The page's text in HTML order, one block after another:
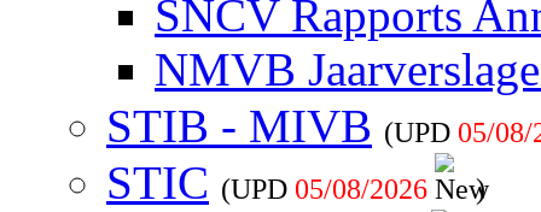
SNCV Rapports
NMVB
STIB - MIVB (UPD 05/08/
STIC (UPD 05/08/2026 )